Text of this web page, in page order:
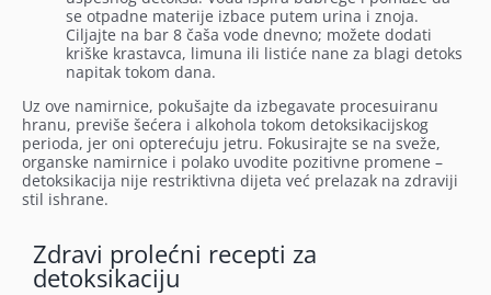
se otpadne materije izbace putem urina i znoja.
Ciljajte na bar 8 čaša vode dnevno; možete dodati
kriške krastavca, limuna ili listiće nane za blagi detoks
napitak tokom dana.
Uz ove namirnice, pokušajte da izbegavate procesuiranu
hranu, previše šećera i alkohola tokom detoksikacijskog
perioda, jer oni opterećuju jetru. Fokusirajte se na sveže,
organske namirnice i polako uvodite pozitivne promene –
detoksikacija nije restriktivna dijeta već prelazak na zdraviji
stil ishrane.
Zdravi prolećni recepti za
detoksikaciju